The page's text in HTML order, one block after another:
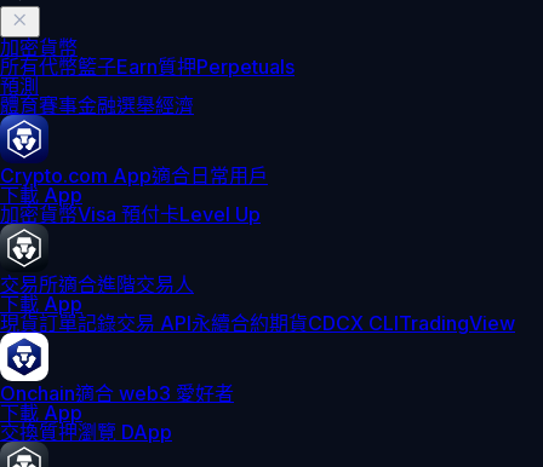
加密貨幣
所有代幣籃子Earn質押Perpetuals
預測
體育賽事金融選舉經濟
Crypto.com App適合日常用戶
下載 App
加密貨幣Visa 預付卡Level Up
交易所適合進階交易人
下載 App
現貨訂單記錄交易 API永續合約期貨CDCX CLITradingView
Onchain適合 web3 愛好者
下載 App
交換質押瀏覽 DApp